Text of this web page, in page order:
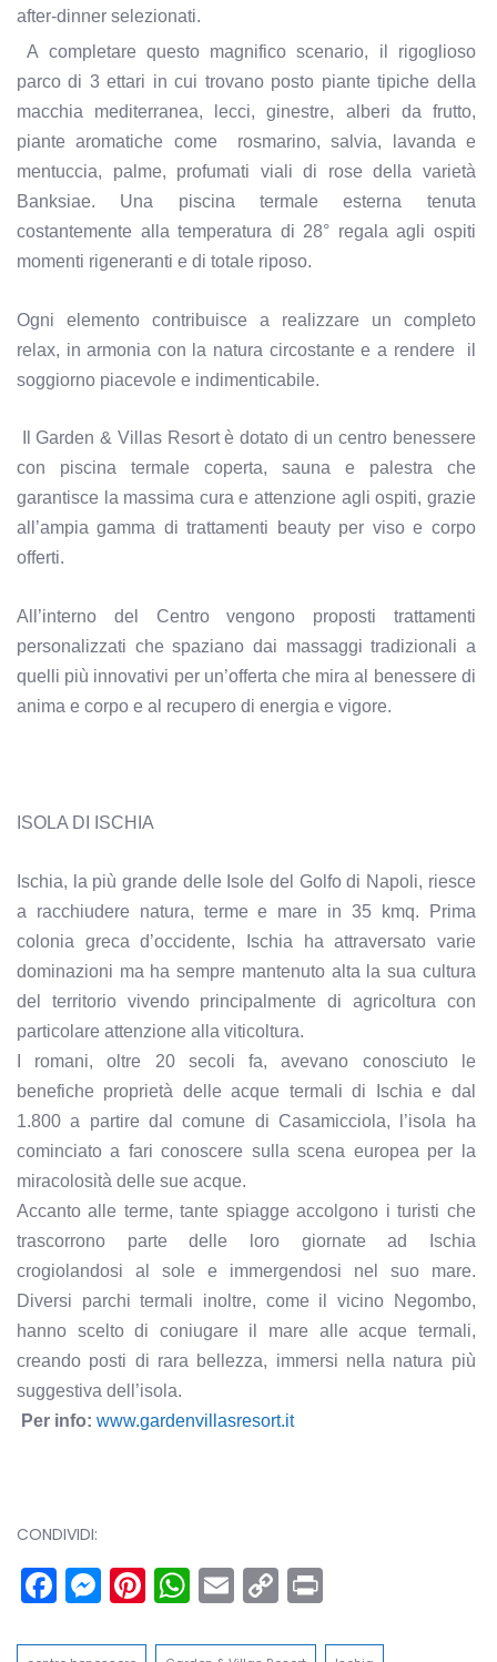
after-dinner selezionati.
A completare questo magnifico scenario, il rigoglioso
parco di 3 ettari in cui trovano posto piante tipiche della
macchia mediterranea, lecci, ginestre, alberi da frutto,
piante aromatiche come
rosmarino, salvia, lavanda e
mentuccia, palme, profumati viali di rose della varietà
Banksiae. Una piscina termale esterna tenuta
costantemente alla temperatura di 28° regala agli ospiti
momenti rigeneranti e di totale riposo.
Ogni elemento contribuisce a realizzare un completo
relax, in armonia con la natura circostante e a rendere il
soggiorno piacevole e indimenticabile.
Il Garden & Villas Resort è dotato di un centro benessere
con piscina termale coperta, sauna e palestra che
garantisce la massima cura e attenzione agli ospiti, grazie
all’ampia gamma di trattamenti beauty per viso e corpo
offerti.
All’interno del Centro vengono proposti trattamenti
personalizzati che spaziano dai massaggi tradizionali a
quelli più innovativi per un’offerta che mira al benessere di
anima e corpo e al recupero di energia e vigore.
ISOLA DI ISCHIA
Ischia, la più grande delle Isole del Golfo di Napoli, riesce
a racchiudere natura, terme e mare in 35 kmq. Prima
colonia greca d’occidente, Ischia ha attraversato varie
dominazioni ma ha sempre mantenuto alta la sua cultura
del territorio vivendo principalmente di agricoltura con
particolare attenzione alla viticoltura.
I romani, oltre 20 secoli fa, avevano conosciuto le
benefiche proprietà delle acque termali di Ischia e dal
1.800 a partire dal comune di Casamicciola, l’isola ha
cominciato a fari conoscere sulla scena europea per la
miracolosità delle sue acque.
Accanto alle terme, tante spiagge accolgono i turisti che
trascorrono parte delle loro giornate ad Ischia
crogiolandosi al sole e immergendosi nel suo mare.
Diversi parchi termali inoltre, come il vicino Negombo,
hanno scelto di coniugare il mare alle acque termali,
creando posti di rara bellezza, immersi nella natura più
suggestiva dell’isola.
Per info: www.gardenvillasresort.it
CONDIVIDI:
Facebook
Messenger
Pinterest
WhatsApp
Email
Copy
Link